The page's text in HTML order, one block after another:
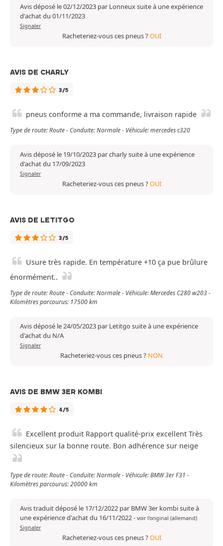
Avis déposé le 02/12/2023 par Lonneux suite à une expérience
d'achat du 01/11/2023
Signaler
Racheteriez-vous ces pneus ?OUI
AVIS DE CHARLY
3/5
pneus conforme a ma commande, livraison rapide
Type de route: Route - Conduite: Normale - Véhicule: mercedes c320
Avis déposé le 19/10/2023 par charly suite à une expérience
d'achat du 17/09/2023
Signaler
Racheteriez-vous ces pneus ?OUI
AVIS DE LETITGO
3/5
Usure très rapide. En température +10 ça pue brûlure
énormément..
Type de route: Route - Conduite: Normale - Véhicule: Mercedes C280 w203 -
Kilomètres parcourus: 17500 km
Avis déposé le 24/05/2023 par Letitgo suite à une expérience
d'achat du N/A
Signaler
Racheteriez-vous ces pneus ? NON
AVIS DE BMW 3ER KOMBI
4/5
Excellent produit Rapport qualité-prix excellent Très
silencieux sur la bonne route. Bon adhérence sur neige
Type de route: Route - Conduite: Normale - Véhicule: BMW 3er F31 -
Kilomètres parcourus: 20000 km
Avis traduit déposé le 17/12/2022 par BMW 3er kombi suite à
une expérience d'achat du 16/11/2022- voir l'original (allemand)
Signaler
Racheteriez-vous ces pneus ?OUI